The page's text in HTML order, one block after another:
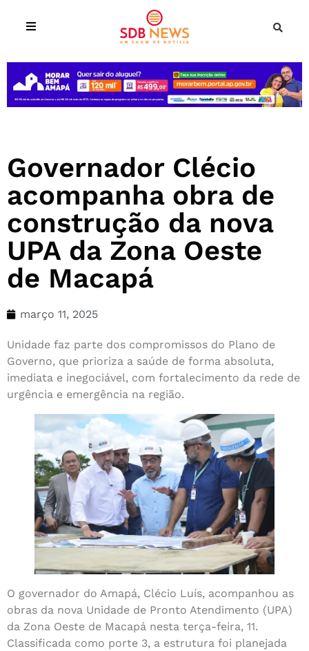
Governador Clécio
acompanha obra de
construção da nova
UPA da Zona Oeste
de Macapá
março 11, 2025
Unidade faz parte dos compromissos do Plano de
Governo, que prioriza a saúde de forma absoluta,
imediata e inegociável, com fortalecimento da rede de
urgência e emergência na região.
O governador do Amapá, Clécio Luís, acompanhou as
obras da nova Unidade de Pronto Atendimento (UPA)
da Zona Oeste de Macapá nesta terça-feira, 11.
Classificada como porte 3, a estrutura foi planejada